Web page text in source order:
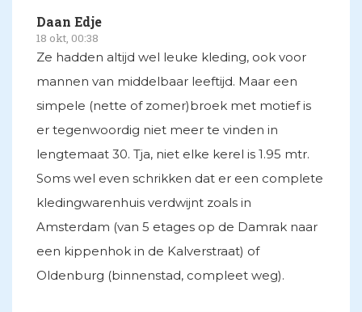
Daan Edje
18 okt, 00:38
Ze hadden altijd wel leuke kleding, ook voor
mannen van middelbaar leeftijd. Maar een
simpele (nette of zomer)broek met motief is
er tegenwoordig niet meer te vinden in
lengtemaat 30. Tja, niet elke kerel is 1.95 mtr.
Soms wel even schrikken dat er een complete
kledingwarenhuis verdwijnt zoals in
Amsterdam (van 5 etages op de Damrak naar
een kippenhok in de Kalverstraat) of
Oldenburg (binnenstad, compleet weg).